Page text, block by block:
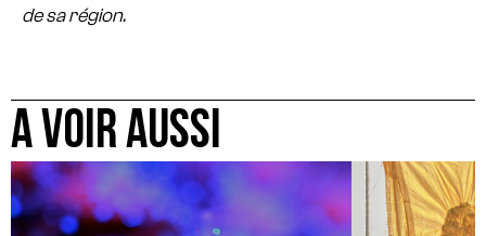
de sa région.
A VOIR AUSSI